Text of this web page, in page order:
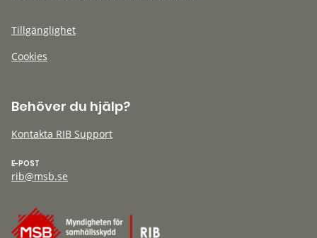
Tillgänglighet
Cookies
Behöver du hjälp?
Kontakta RIB Support
E-POST
rib@msb.se